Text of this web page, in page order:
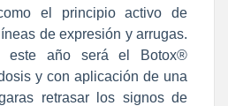
el principio activo de
de expresión y arrugas.
este año será el Botox®
y con aplicación de una
retrasar los signos de